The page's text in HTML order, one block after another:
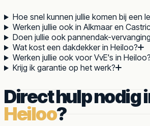
Hoe snel kunnen jullie komen bij een
Werken jullie ook in Alkmaar en
Doen jullie ook pannendak-
Wat kost een dakdekker in Heiloo?
Werken jullie ook voor VvE's in Heiloo?
Krijg ik garantie op het werk?
Direct hulp nodig
Heiloo?